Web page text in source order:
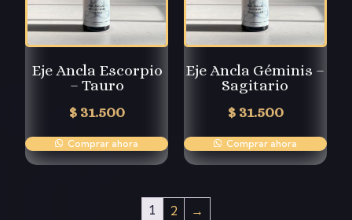
Eje Ancla Escorpio
– Tauro
$ 31.500
Comprar ahora
Eje Ancla Géminis –
Sagitario
$31.500
Comprar ahora
1 2 →